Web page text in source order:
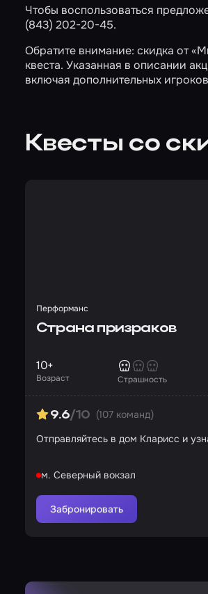
Чтобы воспользоваться
(843) 202-20-45.
Обратите внимание: скидка от
квеста. Указанная в описании
включая дополнительных
Квесты со
Перформанс
Страна призраков
Возраст
10+
Страшность
9.6/10 (107 команд)
Отправляйтесь в дом Кларисс и
м. Северный вокзал
Забронировать